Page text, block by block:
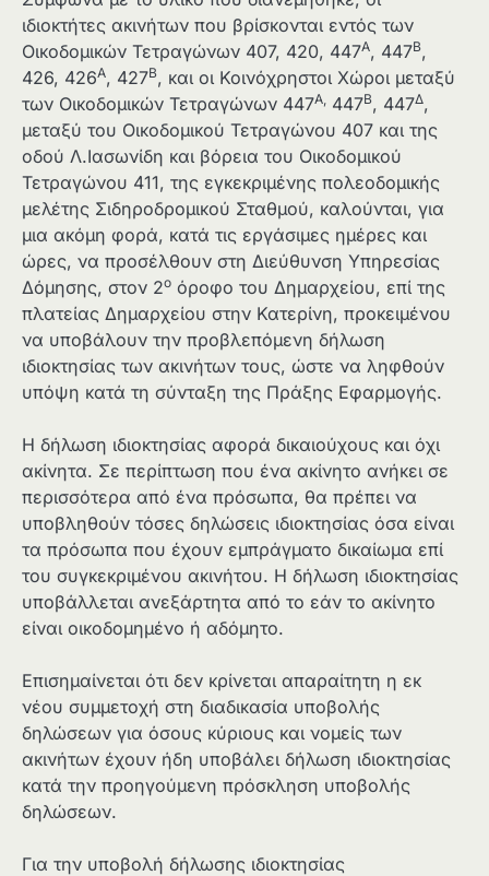
ιδιοκτήτες ακινήτων που βρίσκονται εντός των
Οικοδομικών Τετραγώνων 407, 420, 447Α, 447Β,
426, 426Α, 427Β, και οι Κοινόχρηστοι Χώροι μεταξύ
των Οικοδομικών Τετραγώνων 447Α, 447Β, 447Δ,
μεταξύ του Οικοδομικού Τετραγώνου 407 και της
οδού Λ.Ιασωνίδη και βόρεια του Οικοδομικού
Τετραγώνου 411, της εγκεκριμένης πολεοδομικής
μελέτης Σιδηροδρομικού Σταθμού, καλούνται, για
μια ακόμη φορά, κατά τις εργάσιμες ημέρες και
ώρες, να προσέλθουν στη Διεύθυνση Υπηρεσίας
Δόμησης, στον 2ο όροφο του Δημαρχείου, επί της
πλατείας Δημαρχείου στην Κατερίνη, προκειμένου
να υποβάλουν την προβλεπόμενη δήλωση
ιδιοκτησίας των ακινήτων τους, ώστε να ληφθούν
υπόψη κατά τη σύνταξη της Πράξης Εφαρμογής.
Η δήλωση ιδιοκτησίας αφορά δικαιούχους και όχι
ακίνητα. Σε περίπτωση που ένα ακίνητο ανήκει σε
περισσότερα από ένα πρόσωπα, θα πρέπει να
υποβληθούν τόσες δηλώσεις ιδιοκτησίας όσα είναι
τα πρόσωπα που έχουν εμπράγματο δικαίωμα επί
του συγκεκριμένου ακινήτου. Η δήλωση ιδιοκτησίας
υποβάλλεται ανεξάρτητα από το εάν το ακίνητο
είναι οικοδομημένο ή αδόμητο.
Επισημαίνεται ότι δεν κρίνεται απαραίτητη η εκ
νέου συμμετοχή στη διαδικασία υποβολής
δηλώσεων για όσους κύριους και νομείς των
ακινήτων έχουν ήδη υποβάλει δήλωση ιδιοκτησίας
κατά την προηγούμενη πρόσκληση υποβολής
δηλώσεων.
Για την υποβολή δήλωσης ιδιοκτησίας